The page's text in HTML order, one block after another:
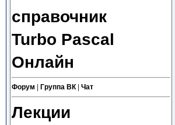
справочник
Turbo Pascal
Онлайн
Форум Группа ВК| Чат
Лекции